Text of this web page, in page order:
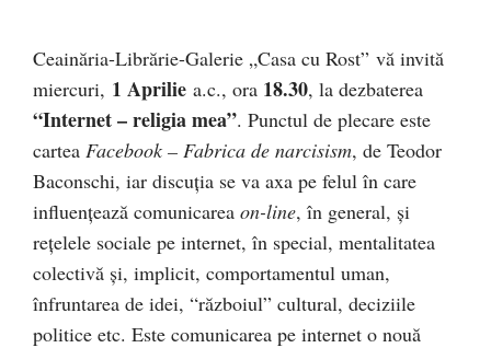
Ceainăria-Librărie-Galerie „Casa cu Rost” vă invită
miercuri, 1 Aprilie a.c., ora 18.30, la dezbaterea
“Internet – religiamea”. Punctul de plecare este
cartea Facebook – Fabrica de narcisism, de Teodor
Baconschi, iar discuţia se va axa pe felul în care
influenţează comunicarea on-line, în general, şi
reţelele sociale pe internet, în special, mentalitatea
colectivă şi, implicit, comportamentul uman,
înfruntarea de idei, “războiul” cultural, deciziile
politice etc. Este comunicarea pe internet o nouă